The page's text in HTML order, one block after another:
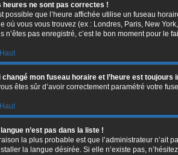
heures ne sont pas correctes !
possible que l’heure affichée utilise un fuseau
où vous vous trouvez (ex : Londres, Paris, New
n’êtes pas enregistré, c’est le bon moment pour le
Haut
changé mon fuseau horaire et l’heure est toujours
êtes sûr d’avoir correctement paramétré votre
Haut
langue n’est pas dans la liste !
la plus probable est que l’administrateur n’ait
la langue désirée. Si elle n’existe pas,